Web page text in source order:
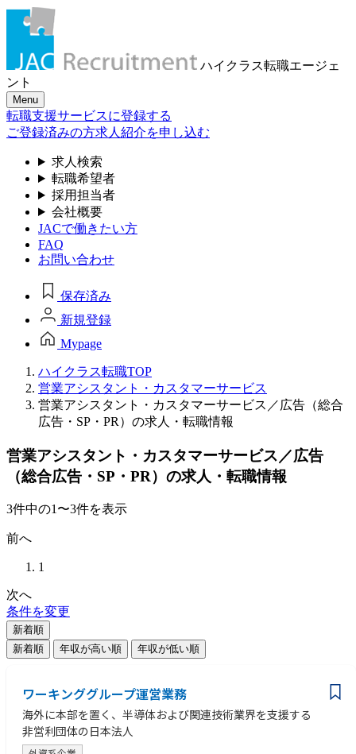
ハイクラス転職エージェ
ント
Menu
転職支援サービスに登録する
ご登録済みの方求人紹介を申し込む
求人検索
転職希望者
採用担当者
会社概要
JACで働きたい方
FAQ
お問い合わせ
保存済み
新規登録
Mypage
ハイクラス転職TOP
営業アシスタント・カスタマーサービス
営業アシスタント・カスタマーサービス／広告（総合
広告・SP・PR）の求人・転職情報
営業アシスタント・カスタマーサービス／広告
（総合広告・SP・PR）の求人・転職情報
3件中の1〜3件を表示
前へ
1
次へ
条件を変更
新着順
新着順
年収が高い順 年収が低い順
ワーキンググループ運営業務
海外に本部を置く、半導体および関連技術業界を支援する
非営利団体の日本法人